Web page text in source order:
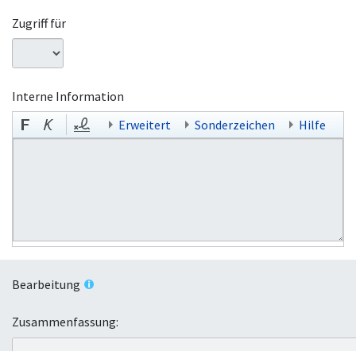
Zugriff für
Interne Information
Erweitert
Sonderzeichen Hilfe
Bearbeitung
Zusammenfassung: